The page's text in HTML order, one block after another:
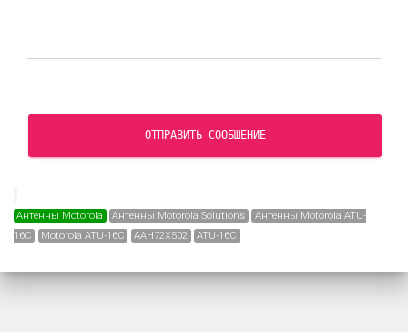
ОТПРАВИТЬ СООБЩЕНИЕ
Антенны Motorola Антенны Motorola Solutions
Антенны Motorola ATU-
16C
Motorola ATU-16C AAH72X502 ATU-16C